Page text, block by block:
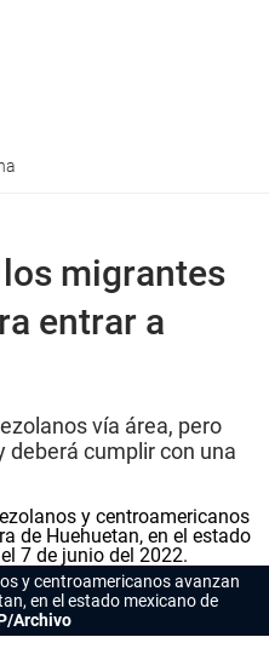
migrantes
entrar a
vía área, pero
deberá cumplir con una
y centroamericanos avanzan
en el estado mexicano de
Archivo